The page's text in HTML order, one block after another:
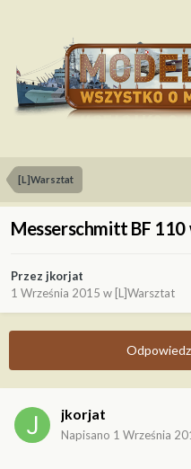
[L]Warsztat
Messerschmitt BF
Przez jkorjat
1 Września 2015 w [L]Warsztat
jkorjat
Napisano 1 Września